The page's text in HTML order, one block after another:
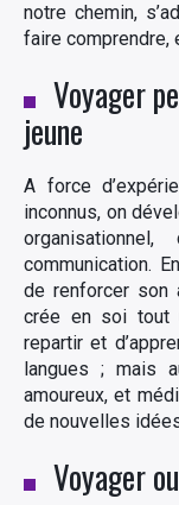
notre chemin,
faire comprendre,
Voyager
jeune
A force
inconnus, on
communication.
de renforcer son
crée en soi tout
repartir et
langues ; mais
amoureux, et
de nouvelles
Voyager